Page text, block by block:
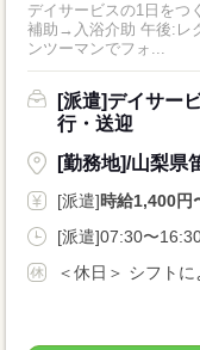
デイサービスの1日をつ
補助→入浴介助 午後:レ
ンツーマンでフォ...
[派遣]デイサー
行・送迎
[勤務地]/山梨県
[派遣]時給1,400円
[派遣]07:30〜
＜休日＞ シフト